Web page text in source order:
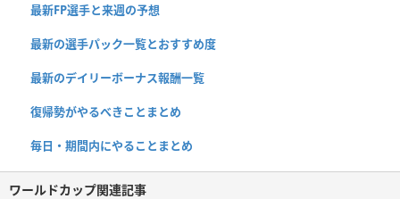
最新FP選手と来週の予想
最新の選手パック一覧とおすすめ度
最新のデイリーボーナス報酬一覧
復帰勢がやるべきことまとめ
毎日・期間内にやることまとめ
ワールドカップ関連記事